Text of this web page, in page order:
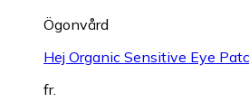
Ögonvård
Hej Organic Sensitive Eye
fr.